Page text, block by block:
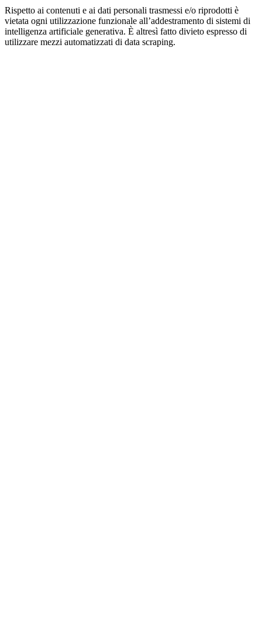
Rispetto ai contenuti e ai dati personali trasmessi e/o riprodotti è
vietata ogni utilizzazione funzionale all’addestramento di sistemi di
intelligenza artificiale generativa. È altresì fatto divieto espresso di
utilizzare mezzi automatizzati di data scraping.